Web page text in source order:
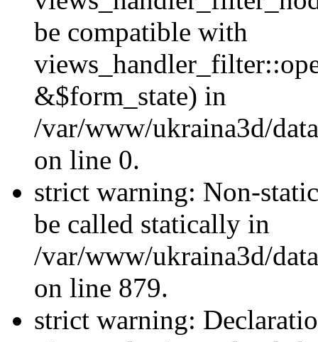
be compatible with
&$form_state) in
/var/www/ukraina3d/
on line 0.
strict warning: Non-
be called statically in
/var/www/ukraina3d/
on line 879.
strict warning: